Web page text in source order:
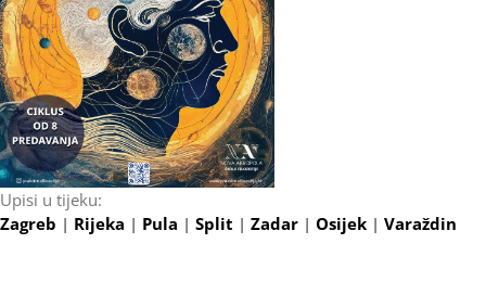
Upisi u tijeku:
Zagreb | Rijeka | Pula | Split | Zadar | Osijek | Varaždin